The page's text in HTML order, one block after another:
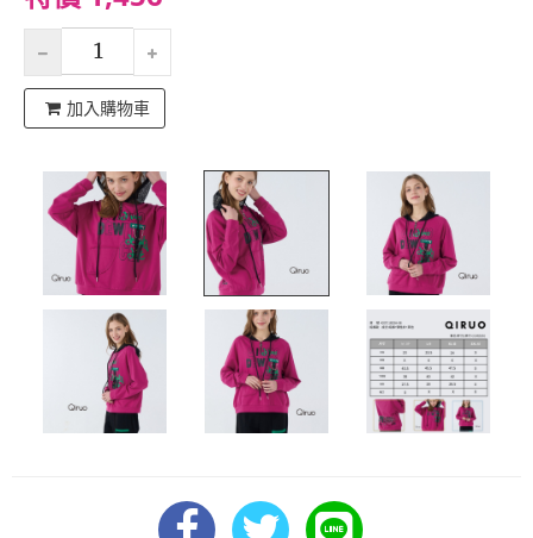
加入購物車